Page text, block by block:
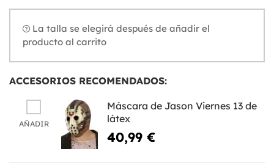
La talla se elegirá después de añadir el
producto al carrito
ACCESORIOS RECOMENDADOS:
AÑADIR
Máscara de Jason Viernes 13 de
látex
40,99 €